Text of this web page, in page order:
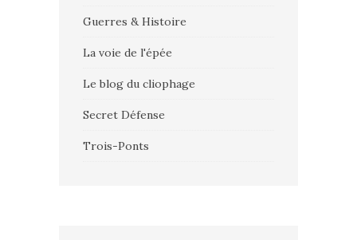
Guerres & Histoire
La voie de l'épée
Le blog du cliophage
Secret Défense
Trois-Ponts